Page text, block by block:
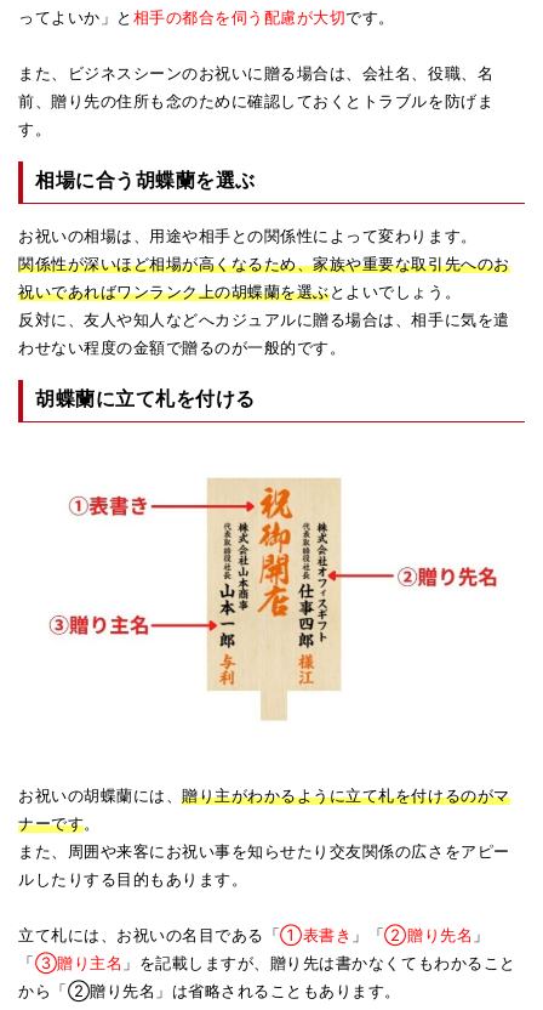
ってよいか」と 相手の都合を伺う配慮が大切です。
また、ビジネスシーンのお祝いに贈る場合は、会社名、役職、名
前、贈り先の住所も念のために確認しておくとトラブルを防げま
す。
相場に合う胡蝶蘭を選ぶ
お祝いの相場は、用途や相手との関係性によって変わります。
関係性が深いほど相場が高くなるため、家族や重要な取引先へのお
祝いであればワンランク上の胡蝶蘭を選ぶとよいでしょう。
反対に、友人や知人などへカジュアルに贈る場合は、相手に気を遣
わせない程度の金額で贈るのが一般的です。
胡蝶蘭に立て札を付ける
お祝いの胡蝶蘭には、贈り主がわかるように立て札を付けるのがマ
ナーです。
また、周囲や来客にお祝い事を知らせたり交友関係の広さをアピー
ルしたりする目的もあります。
立て札には、お祝いの名目である「①表書き 」「②贈り先名 」
「③贈り主名 」を記載しますが、贈り先は書かなくてもわかること
から「②贈り先名」は省略されることもあります。